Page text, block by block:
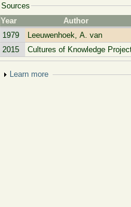
Sources
Year
Author
1979
Leeuwenhoek, A. van
2015
Cultures of Knowledge
Show
Learn more